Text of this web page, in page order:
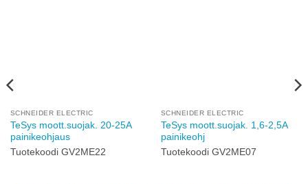
SCHNEIDER ELECTRIC
TeSys moott.suojak. 20-25A
painikeohjaus
Tuotekoodi GV2ME22
SCHNEIDER ELECTRIC
TeSys moott.suojak. 1,6-2,5A
painikeohj
Tuotekoodi GV2ME07